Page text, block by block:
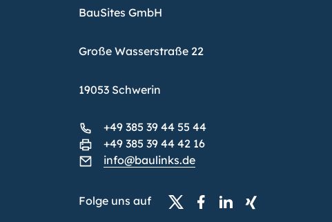
BauSites GmbH
Große Wasserstraße 22
19053 Schwerin
+49 385 39 44 55 44
+49 385 39 44 42 16
info@baulinks.de
Folge uns auf